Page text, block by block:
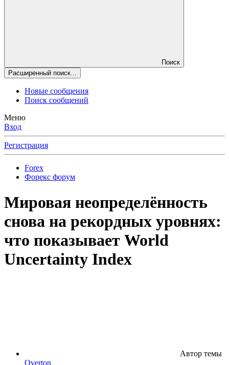
Поиск
Расширенный поиск...
Новые сообщения
Поиск сообщений
Меню
Вход
Регистрация
Forex
Форекс форум
Мировая неопределённость
снова на рекордных уровнях:
что показывает World
Uncertainty Index
Автор темы
Overton